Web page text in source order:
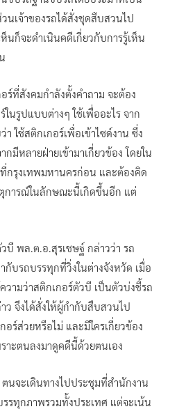
นเจ้าของรถได้สั่งชุดสืบสวนไป
นก็จะดำเนินคดีเกี่ยวกับการรู้เห็น
ร์ที่สังคมกำลังตั้งคำถาม จะต้อง
ในรูปแบบต่างๆ ใช้เพื่ออะไร จาก
ใช้สติกเกอร์เพื่อเข้าไซด์งาน ซึ่ง
มีหลายฝ่ายเข้ามาเกี่ยวข้อง โดยใน
กรุงเทพมหานครก่อน และต้องคิด
ตุการณ์ในลักษณะนี้เกิดขึ้นอีก แต่
บี พล.ต.อ.สุรเชษฐ์ กล่าวว่า รถ
กับรถบรรทุกที่วิ่งในต่างจังหวัด เมื่อ
วามว่าสติกเกอร์ตัวบี เป็นตัวบ่งชี้รถ
ว จึงได้สั่งให้ผู้กำกับสืบสวนไป
อร์ส่วยหรือไม่ และมีใครเกี่ยวข้อง
าะตนลงมาดูคดีนี้ด้วยตนเอง
นจะเดินทางไปประชุมที่สำนักงาน
รรทุกภาพรวมทั้งประเทศ แต่จะเน้น